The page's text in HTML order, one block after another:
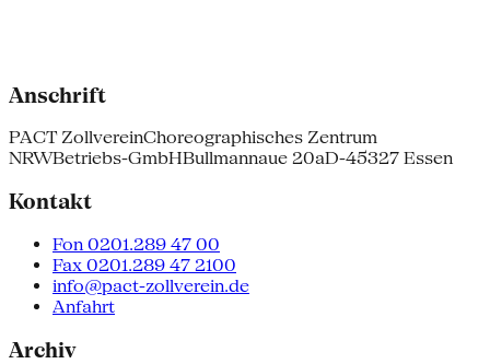
Anschrift
PACT ZollvereinChoreographisches Zentrum
NRWBetriebs-GmbHBullmannaue 20aD-45327 Essen
Kontakt
Fon 0201.289 47 00
Fax 0201.289 47 2100
info@pact-zollverein.de
Anfahrt
Archiv